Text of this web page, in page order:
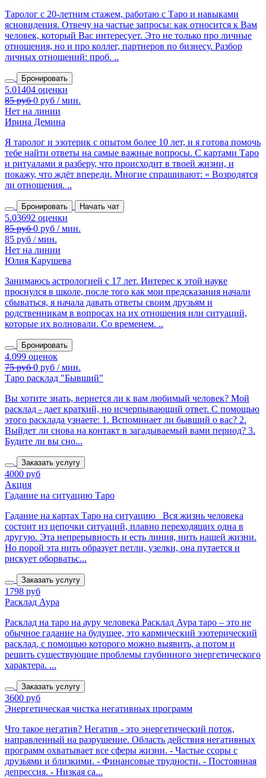
Таролог с 20‑летним стажем, работаю с Таро и навыками
ясновидения. Отвечу на частые запросы: как относится к Вам
человек, который Вас интересует. Это не только про личные
отношения, но и про коллег, партнеров по бизнесу. Разбор
личных отношений: проб. ..
Бронировать
Нет на линии
Ирина Демина
Я таролог и эзотерик с опытом более 10 лет, и я готова помочь
тебе найти ответы на самые важные вопросы. С картами Таро
и ритуалами я разберу, что происходит в твоей жизни, и
покажу, что ждёт впереди. Многие спрашивают: « Возродятся
ли отношения. ..
Бронировать Начать чат
85 руб / мин.
Нет на линии
Юлия Карушева
Занимаюсь астрологией с 17 лет. Интерес к этой науке
проснулся в школе, после того как мои предсказания начали
сбываться, я начала давать ответы своим друзьям и
родственникам в вопросах на их отношения или ситуаций,
которые их волновали. Со временем. ..
Бронировать
Таро расклад "Бывший"
Вы хотите знать, вернется ли к вам любимый человек? Мой
расклад - дает краткий, но исчерпывающий ответ. С помощью
этого расклада узнаете: 1. Вспоминает ли бывший о вас? 2.
Выйдет ли снова на контакт в загадываемый вами период? 3.
Будите ли вы сно...
Заказать услугу
4000 руб
Акция
Гадание на ситуацию Таро
Гадание на картах Таро на ситуацию Вся жизнь человека
состоит из цепочки ситуаций, плавно переходящих одна в
другую. Эта непрерывность и есть линия, нить нашей жизни.
Но порой эта нить образует петли, узелки, она путается и
рискует оборватьс...
Заказать услугу
1798 руб
Расклад Аура
Расклад на таро на ауру человека Расклад Аура таро – это не
обычное гадание на будущее, это кармический эзотерический
расклад, с помощью которого можно выявить, а потом и
решить существующие проблемы глубинного энергетического
характера. ...
Заказать услугу
3600 руб
Энергетическая чистка негативных программ
Что такое негатив? Негатив - это энергетический поток,
направленный на разрушение. Область действия негативных
программ охватывает все сферы жизни. - Частые ссоры с
друзьями и близкими. - Финансовые трудности. - Постоянная
депрессия. - Низкая са...